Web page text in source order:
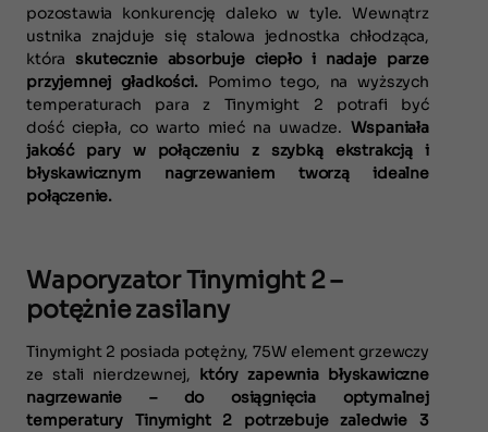
pozostawia konkurencję daleko w tyle. Wewnątrz
ustnika znajduje się stalowa jednostka chłodząca,
która skutecznie absorbuje ciepło i nadaje parze
przyjemnej gładkości. Pomimo tego, na wyższych
temperaturach para z Tinymight 2 potrafi być
dość ciepła, co warto mieć na uwadze. Wspaniała
jakość pary w połączeniu z szybką ekstrakcją i
błyskawicznym nagrzewaniem tworzą idealne
połączenie.
Waporyzator Tinymight 2 –
potężnie zasilany
Tinymight 2 posiada potężny, 75W element grzewczy
ze stali nierdzewnej, który zapewnia błyskawiczne
nagrzewanie – do osiągnięcia optymalnej
temperatury Tinymight 2 potrzebuje zaledwie 3